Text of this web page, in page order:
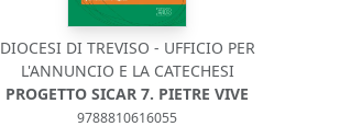
DIOCESI DI TREVISO - UFFICIO PER
L'ANNUNCIO E LA CATECHESI
PROGETTO SICAR 7. PIETRE VIVE
9788810616055